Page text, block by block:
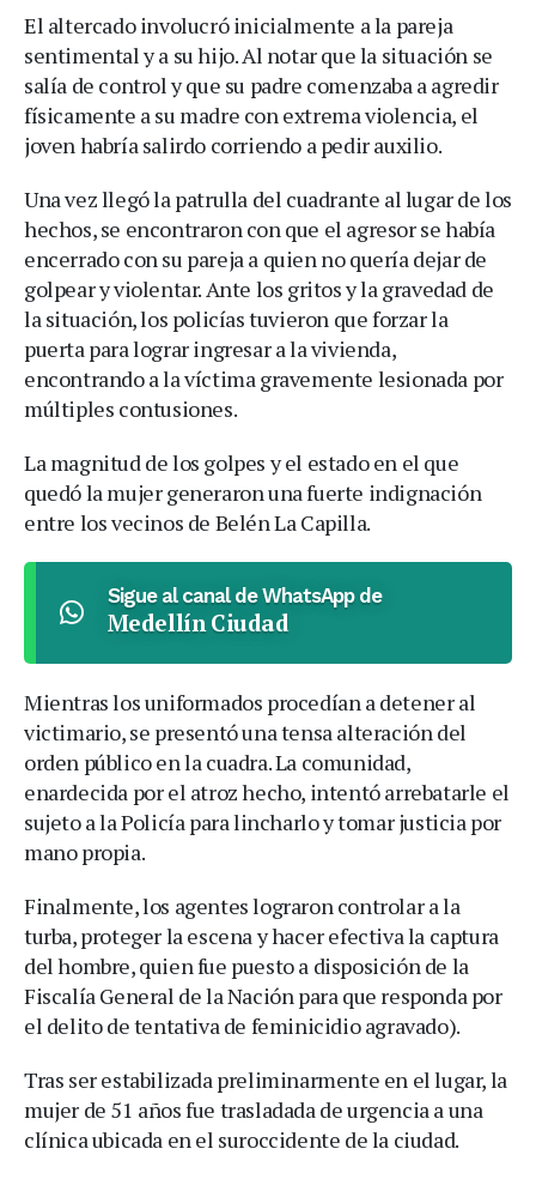
El altercado involucró inicialmente a la pareja
sentimental y a su hijo. Al notar que la situación se
salía de control y que su padre comenzaba a agredir
físicamente a su madre con extrema violencia, el
joven habría salirdo corriendo a pedir auxilio.
Una vez llegó la patrulla del cuadrante al lugar de los
hechos, se encontraron con que el agresor se había
encerrado con su pareja a quien no quería dejar de
golpear y violentar. Ante los gritos y la gravedad de
la situación, los policías tuvieron que forzar la
puerta para lograr ingresar a la vivienda,
encontrando a la víctima gravemente lesionada por
múltiples contusiones.
La magnitud de los golpes y el estado en el que
quedó la mujer generaron una fuerte indignación
entre los vecinos de Belén La Capilla.
Sigue al canal de WhatsApp de
Medellín Ciudad
Mientras los uniformados procedían a detener al
victimario, se presentó una tensa alteración del
orden público en la cuadra. La comunidad,
enardecida por el atroz hecho, intentó arrebatarle el
sujeto a la Policía para lincharlo y tomar justicia por
mano propia.
Finalmente, los agentes lograron controlar a la
turba, proteger la escena y hacer efectiva la captura
del hombre, quien fue puesto a disposición de la
Fiscalía General de la Nación para que responda por
el delito de tentativa de feminicidio agravado).
Tras ser estabilizada preliminarmente en el lugar, la
mujer de 51 años fue trasladada de urgencia a una
clínica ubicada en el suroccidente de la ciudad.